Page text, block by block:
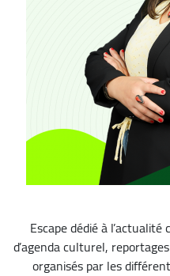
Escape dédié à
d’agenda culturel,
organisés par les